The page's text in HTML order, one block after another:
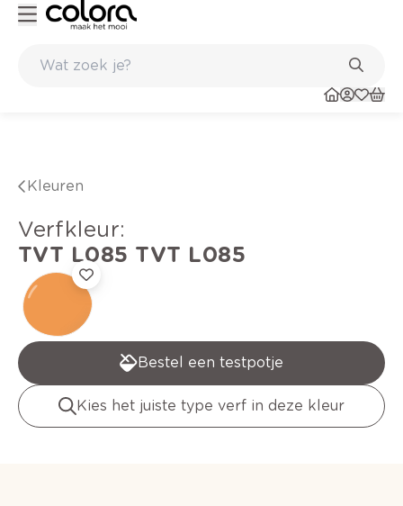
Kleuren
verfkleur:
TVT L085 TVT L085
Bestel een testpotje
Kies het juiste type verf in deze kleur